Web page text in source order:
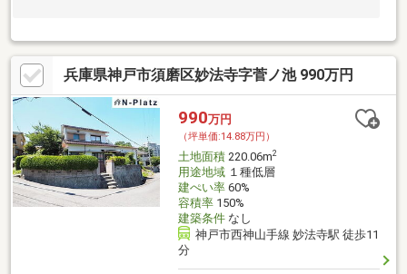
兵庫県神戸市須磨区妙法寺字菅ノ池 990万円
990万円
（坪単価:14.88万円）
土地面積220.06m2
用途地域１種低層
建ぺい率60%
容積率150%
建築条件なし
神戸市西神山手線 妙法寺駅 徒歩11
分